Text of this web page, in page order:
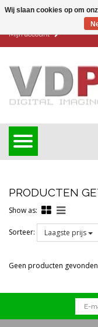
Mijn account
PRODUCTEN
Show as:
Sorteer: Laagste prijs
Prijs
Geen producten
Wij slaan cookies op om